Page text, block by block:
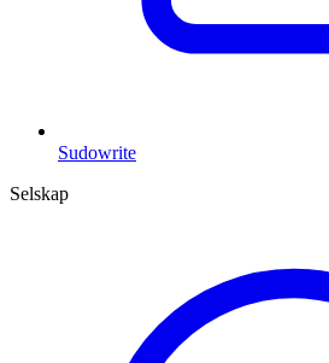
Sudowrite
Selskap